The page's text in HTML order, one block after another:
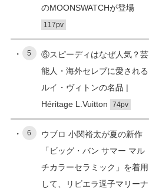
のMOONSWATCHが登場
117pv
5
⑥スピーディはなぜ人気？芸
能人・海外セレブに愛される
ルイ・ヴィトンの名品 |
Héritage L.Vuitton
74pv
6
ウブロ 小関裕太が夏の新作
「ビッグ・バン サマー マル
チカラーセラミック」を着用
して、リビエラ逗子マリーナ